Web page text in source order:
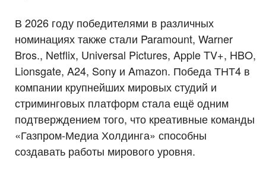
В 2026 году победителями в различных
номинациях также стали Paramount, Warner
Bros., Netflix, Universal Pictures, Apple TV+, HBO,
Lionsgate, A24, Sony и Amazon. Победа ТНТ4 в
компании крупнейших мировых студий и
стриминговых платформ стала ещё одним
подтверждением того, что креативные команды
«Газпром-Медиа Холдинга» способны
создавать работы мирового уровня.